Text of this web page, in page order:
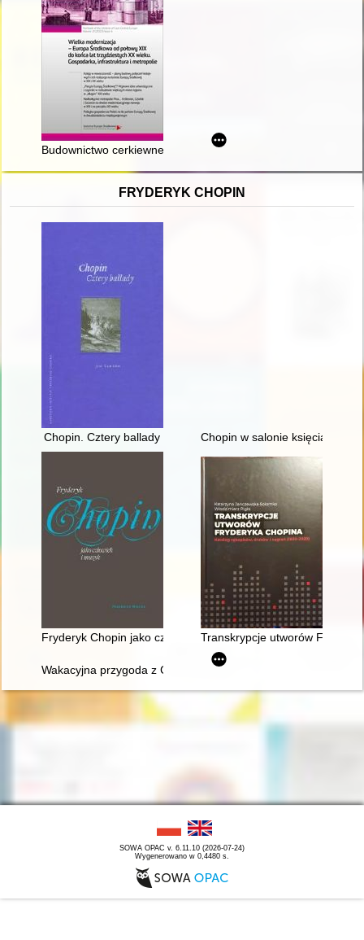
Budownictwo cerkiewne w kontekście procesów
FRYDERYK CHOPIN
Chopin. Cztery ballady Chopin w salonie księcia
Fryderyk Chopin jako człowiek i muzykTranskrypcje utworów
Wakacyjna przygoda z Chopinem" w Muzeum Niepodległości
SOWA OPAC v. 6.11.10 (2026-07-24)
Wygenerowano w 0,4480 s.